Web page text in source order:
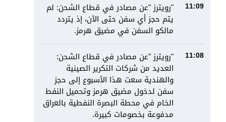
11:09
"رويترز "عن مصادر في قطاع الشحن: لم
يتم حجز أي سفن حتى الآن، إذ يتردد
مالكو السفن في مضيق هرمز.
11:08
"رويترز "عن مصادر في قطاع الشحن:
العديد من شركات التكرير الصينية
والهندية سعت هذا الأسبوع إلى حجز
سفن لدخول مضيق هرمز وتحميل النفط
الخام في محطة البصرة النفطية بالعراق
مدفوعة بخصومات كبيرة.